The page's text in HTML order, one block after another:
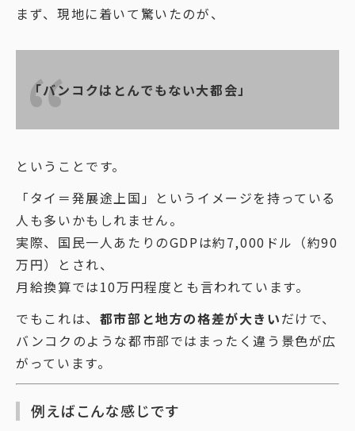
まず、現地に着いて驚いたのが、
「バンコクはとんでもない大都会」
ということです。
「タイ＝発展途上国」というイメージを持っている
人も多いかもしれません。
実際、国民一人あたりのGDPは約7,000ドル（約90
万円）とされ、
月給換算では10万円程度とも言われています。
でもこれは、 都市部と地方の格差が大きいだけで、
バンコクのような都市部ではまったく違う景色が広
がっています。
例えばこんな感じです